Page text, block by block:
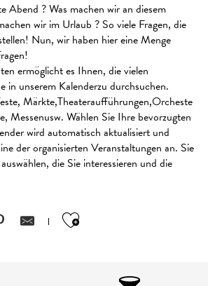
Abend ? Was machen wir an diesem
wir im Urlaub ? So viele Fragen, die
Nun, wir haben hier eine Menge
ermöglicht es Ihnen, die vielen
in unserem Kalenderzu durchsuchen.
Märkte,Theateraufführungen,Orcheste
Messenusw. Wählen Sie Ihre bevorzugten
wird automatisch aktualisiert und
der organisierten Veranstaltungen an. Sie
die Sie interessieren und die
Ajouter aux